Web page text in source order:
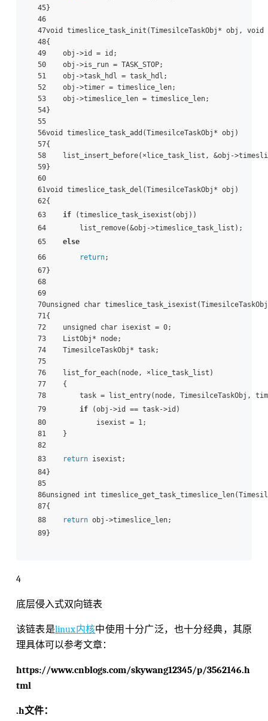
45}
46
47void timeslice_task_init(TimesilceTaskObj* obj,
48{
49    obj->id = id;
50    obj->is_run = TASK_STOP;
51    obj->task_hdl = task_hdl;
52    obj->timer = timeslice_len;
53    obj->timeslice_len = timeslice_len;
54}
55
56void timeslice_task_add(TimesilceTaskObj* obj)
57{
58    list_insert_before(×lice_task_list, &obj-
59}
60
61void timeslice_task_del(TimesilceTaskObj* obj)
62{
63 if (timeslice_task_isexist(obj))
64        list_remove(&obj->timeslice_task_list);
65 else
66
return;
67}
68
69
70unsigned char
71{
72    unsigned char isexist = 0;
73    ListObj* node;
74    TimesilceTaskObj* task;
75
76    list_for_each(node, ×lice_task_list)
77    {
78        task = list_entry(node, TimesilceTaskObj,
79 if (obj->id == task->id)
80            isexist = 1;
81    }
82
83
return isexist;
84}
85
86unsigned int
87{
88
return obj->timeslice_len;
4
底层侵入式双向链表
该链表是linux内核中使用十分广泛，也十分经典，其原
理具体可以参考文章：
https://www.cnblogs.com/skywang12345/p/3562146.h
tml
.h文件：